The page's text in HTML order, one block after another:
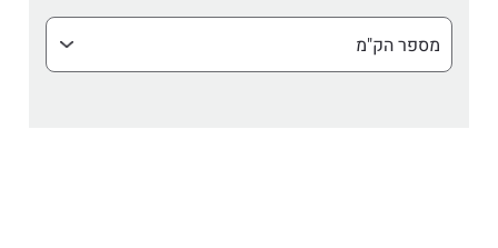
מספר
הק"מ